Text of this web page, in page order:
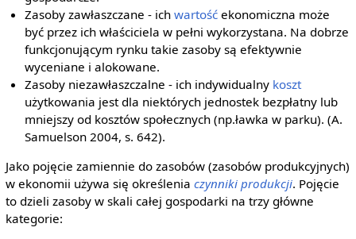
Zasoby zawłaszczane - ichwartość ekonomiczna może
być przez ich właściciela w pełni wykorzystana. Na dobrze
funkcjonującym rynku takie zasoby są efektywnie
wyceniane i alokowane.
Zasoby niezawłaszczalne - ich indywidualny koszt
użytkowania jest dla niektórych jednostek bezpłatny lub
mniejszy od kosztów społecznych (np.ławka w parku). (A.
Samuelson 2004, s. 642).
Jako pojęcie zamiennie do zasobów (zasobów produkcyjnych)
w ekonomii używa się określenia czynniki produkcji. Pojęcie
to dzieli zasoby w skali całej gospodarki na trzy główne
kategorie: